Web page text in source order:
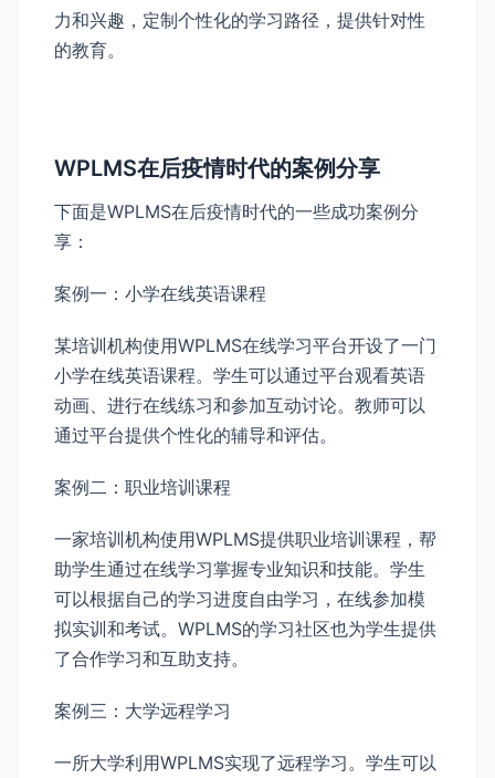
力和兴趣，定制个性化的学习路径，提供针对性
的教育。
WPLMS在后疫情时代的案例分享
下面是WPLMS在后疫情时代的一些成功案例分
享：
案例一：小学在线英语课程
某培训机构使用WPLMS在线学习平台开设了一门
小学在线英语课程。学生可以通过平台观看英语
动画、进行在线练习和参加互动讨论。教师可以
通过平台提供个性化的辅导和评估。
案例二：职业培训课程
一家培训机构使用WPLMS提供职业培训课程，帮
助学生通过在线学习掌握专业知识和技能。学生
可以根据自己的学习进度自由学习，在线参加模
拟实训和考试。WPLMS的学习社区也为学生提供
了合作学习和互助支持。
案例三：大学远程学习
一所大学利用WPLMS实现了远程学习。学生可以